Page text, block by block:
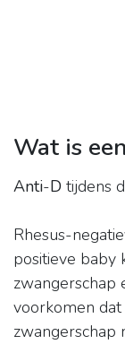
Wat is
Anti-D tijdens
Rhesus-
positieve baby
zwangerschap
voorkomen
zwangerschap